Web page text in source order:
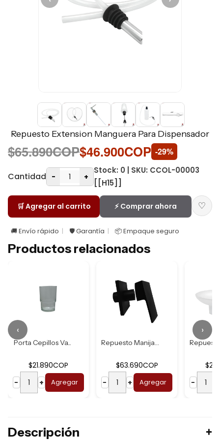
Repuesto Extension Manguera Para Dispensador
$65.890COP$46.900COP -29%
Cantidad - +
Stock: 0 | SKU: CCOL-00003
[[H15]]
🛒 Agregar al carrito ⚡ Comprar ahora ♡
🚚 Envío rápido 🛡️ Garantía 📦 Empaque seguro
Productos relacionados
Porta Cepillos Va...
$21.890COP
−
+ Agregar
Repuesto Manija N...
$63.690COP
−
+ Agregar
−
‹ ›
Descripción